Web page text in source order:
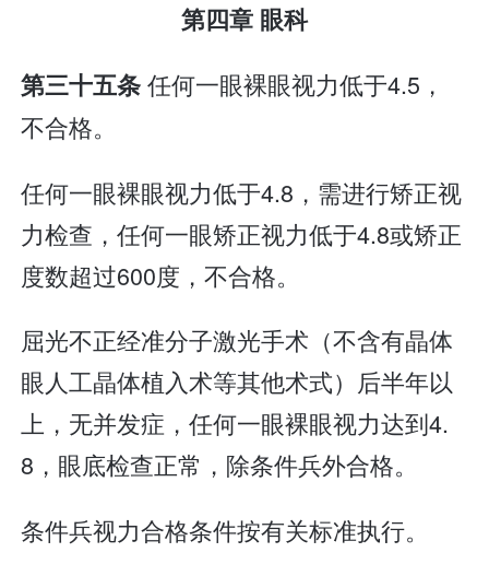
第四章 眼科
第三十五条任何一眼裸眼视力低于4.5，
不合格。
任何一眼裸眼视力低于4.8，需进行矫正视
力检查，任何一眼矫正视力低于4.8或矫正
度数超过600度，不合格。
屈光不正经准分子激光手术（不含有晶体
眼人工晶体植入术等其他术式）后半年以
上，无并发症，任何一眼裸眼视力达到4.
8，眼底检查正常，除条件兵外合格。
条件兵视力合格条件按有关标准执行。